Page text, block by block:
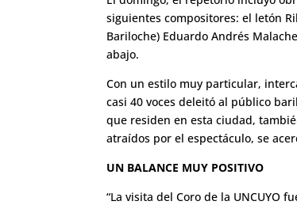
siguientes compositores: el letón
Bariloche) Eduardo Andrés
abajo.
Con un estilo muy particular,
casi 40 voces deleitó al público
que residen en esta ciudad,
atraídos por el espectáculo, se
UN BALANCE MUY POSITIVO
“La visita del Coro de la UNCUYO